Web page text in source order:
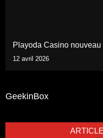
Playoda Casino nouveau
12 avril 2026
GeekinBox